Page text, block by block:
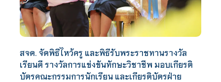
สจด. จัดพิธีไหว้ครู และพิธีรับพระราชทานรางวัล
เรียนดี รางวัลการแข่งขันทักษะวิชาชีพ มอบเกียรติ
บัตรคณะกรรมการนักเรียน และเกียรติบัตรฝ่าย